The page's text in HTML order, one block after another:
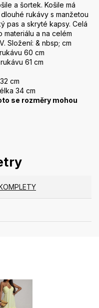
a šortek. Košile má
rukávy s manžetou
pas a skryté kapsy. Celá
a na celém
Složení: & nbsp; cm
60 cm
61 cm
cm
34 cm
se rozměry mohou